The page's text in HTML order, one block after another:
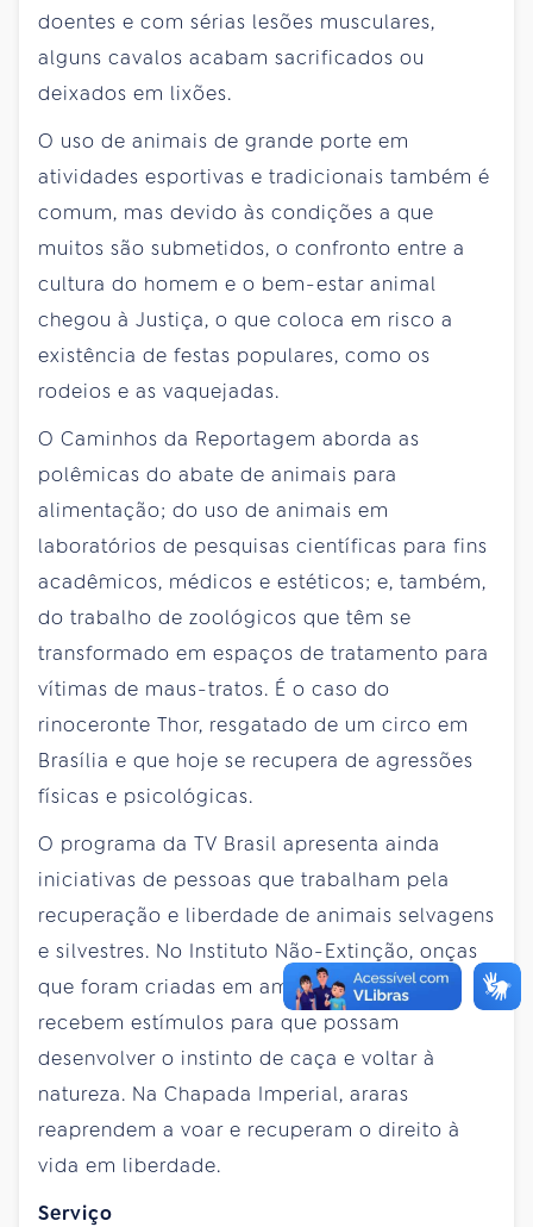
doentes e com sérias lesões musculares,
alguns cavalos acabam sacrificados ou
deixados em lixões.
O uso de animais de grande porte em
atividades esportivas e tradicionais também é
comum, mas devido às condições a que
muitos são submetidos, o confronto entre a
cultura do homem e o bem-estar animal
chegou à Justiça, o que coloca em risco a
existência de festas populares, como os
rodeios e as vaquejadas.
O Caminhos da Reportagem aborda as
polêmicas do abate de animais para
alimentação; do uso de animais em
laboratórios de pesquisas científicas para fins
acadêmicos, médicos e estéticos; e, também,
do trabalho de zoológicos que têm se
transformado em espaços de tratamento para
vítimas de maus-tratos. É o caso do
rinoceronte Thor, resgatado de um circo em
Brasília e que hoje se recupera de agressões
físicas e psicológicas.
O programa da TV Brasil apresenta ainda
iniciativas de pessoas que trabalham pela
recuperação e liberdade de animais selvagens
e silvestres. No Instituto Não-Extinção, onças
que foram criadas em ambiente doméstico
recebem estímulos para que possam
desenvolver o instinto de caça e voltar à
natureza. Na Chapada Imperial, araras
reaprendem a voar e recuperam o direito à
vida em liberdade.
Serviço